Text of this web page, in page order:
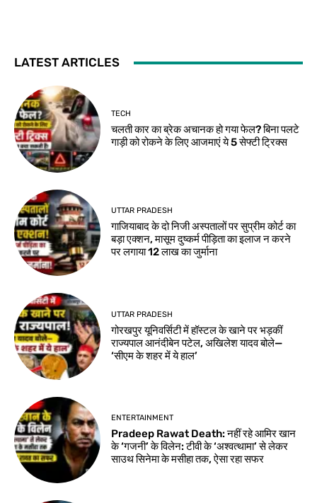
LATEST ARTICLES
TECH
चलती कार का ब्रेक अचानक हो गया फेल? बिना पलटे
गाड़ी को रोकने के लिए आजमाएं ये 5 सेफ्टी ट्रिक्स
UTTAR PRADESH
गाजियाबाद के दो निजी अस्पतालों पर सुप्रीम कोर्ट का
बड़ा एक्शन, मासूम दुष्कर्म पीड़िता का इलाज न करने
पर लगाया 12 लाख का जुर्माना
UTTAR PRADESH
गोरखपुर यूनिवर्सिटी में हॉस्टल के खाने पर भड़कीं
राज्यपाल आनंदीबेन पटेल, अखिलेश यादव बोले—
‘सीएम के शहर में ये हाल’
ENTERTAINMENT
Pradeep Rawat Death: नहीं रहे आमिर खान
के ‘गजनी’ के विलेन: टीवी के ‘अश्वत्थामा’ से लेकर
साउथ सिनेमा के मसीहा तक, ऐसा रहा सफर